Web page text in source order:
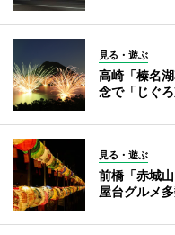
見る・遊ぶ
高崎「榛名
念で「じぐろ
見る・遊ぶ
前橋「赤城
屋台グルメ